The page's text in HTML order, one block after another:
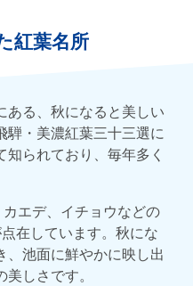
紅葉名所
ある、秋になると美しい
騨・美濃紅葉三十三選に
られており、毎年多く
エデ、イチョウなどの
在しています。秋にな
、池面に鮮やかに映し出
しさです。